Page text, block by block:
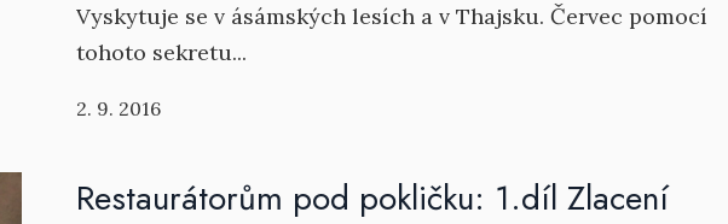
Vyskytuje se v ásámských lesích a v Thajsku. Červec pomocí
tohoto sekretu...
2. 9. 2016
Restaurátorům pod pokličku: 1.díl Zlacení